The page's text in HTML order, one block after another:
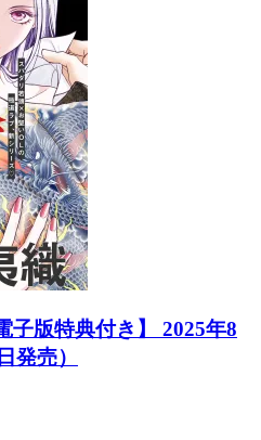
子版特典付き】 2025年8
発売）